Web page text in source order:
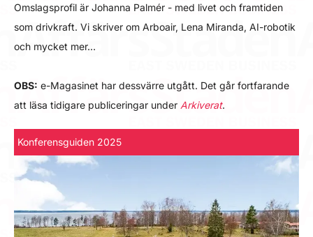
Omslagsprofil är Johanna Palmér - med livet och framtiden
som drivkraft. Vi skriver om Arboair, Lena Miranda, AI-robotik
och mycket mer…
OBS: e-Magasinet har dessvärre utgått. Det går fortfarande
att läsa tidigare publiceringar under Arkiverat.
Konferensguiden 2025